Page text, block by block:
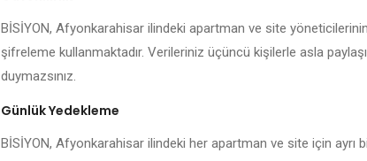
BİSİYON, Afyonkarahisar ilindeki apartman ve site
şifreleme kullanmaktadır. Verileriniz üçüncü kişilerle asla
duymazsınız.
Günlük Yedekleme
BİSİYON, Afyonkarahisar ilindeki her apartman ve site için ayrı